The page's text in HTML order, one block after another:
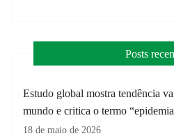
Posts
Estudo global mostra tendência
mundo e critica o termo
18 de maio de 2026